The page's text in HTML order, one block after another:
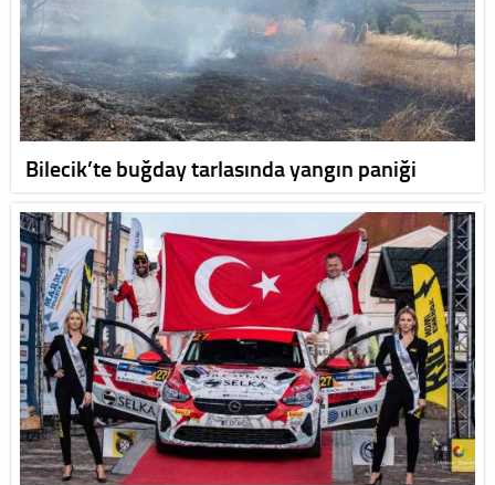
Bilecik’te buğday tarlasında yangın paniği